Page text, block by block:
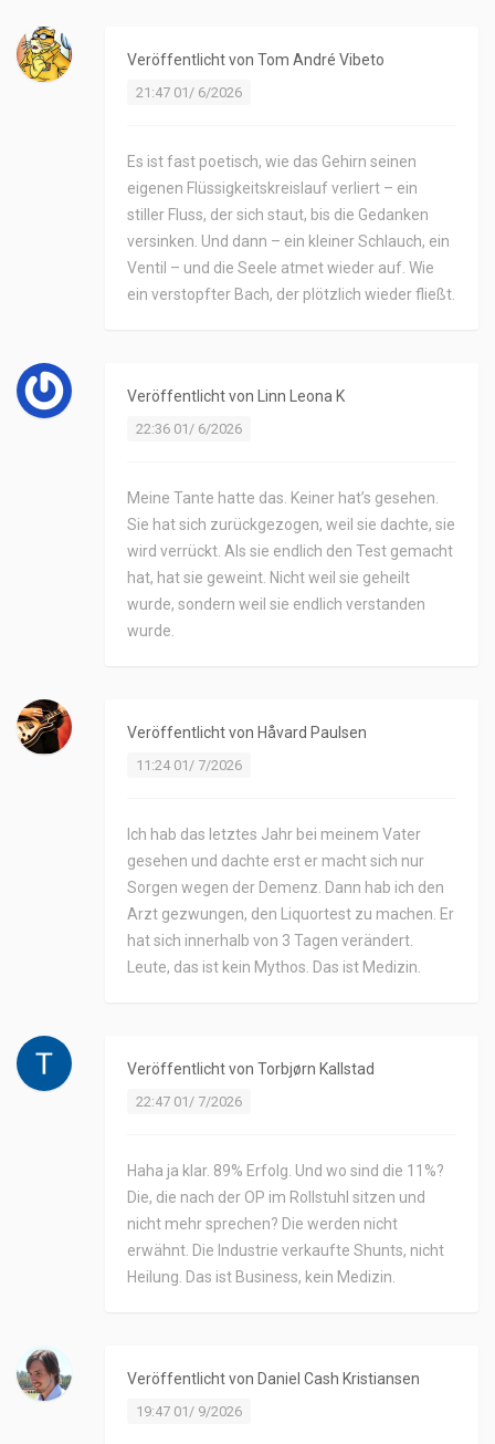
Veröffentlicht von Tom André Vibeto
21:47 01/ 6/2026
Es ist fast poetisch, wie das Gehirn seinen
eigenen Flüssigkeitskreislauf verliert – ein
stiller Fluss, der sich staut, bis die Gedanken
versinken. Und dann – ein kleiner Schlauch, ein
Ventil – und die Seele atmet wieder auf. Wie
ein verstopfter Bach, der plötzlich wieder fließt.
Veröffentlicht von Linn Leona K
22:36 01/ 6/2026
Meine Tante hatte das. Keiner hat’s gesehen.
Sie hat sich zurückgezogen, weil sie dachte, sie
wird verrückt. Als sie endlich den Test gemacht
hat, hat sie geweint. Nicht weil sie geheilt
wurde, sondern weil sie endlich verstanden
wurde.
Veröffentlicht von Håvard Paulsen
11:24 01/ 7/2026
Ich hab das letztes Jahr bei meinem Vater
gesehen und dachte erst er macht sich nur
Sorgen wegen der Demenz. Dann hab ich den
Arzt gezwungen, den Liquortest zu machen. Er
hat sich innerhalb von 3 Tagen verändert.
Leute, das ist kein Mythos. Das ist Medizin.
Veröffentlicht von Torbjørn Kallstad
22:47 01/ 7/2026
Haha ja klar. 89% Erfolg. Und wo sind die 11%?
Die, die nach der OP im Rollstuhl sitzen und
nicht mehr sprechen? Die werden nicht
erwähnt. Die Industrie verkaufte Shunts, nicht
Heilung. Das ist Business, kein Medizin.
Veröffentlicht von Daniel Cash Kristiansen
19:47 01/ 9/2026